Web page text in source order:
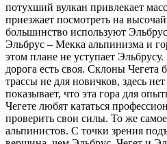
потухший вулкан привлекает
приезжает посмотреть на
большинство используют
Эльбрус – Мекка альпинизма и
этом плане не уступает
дорога есть своя. Склоны Чегета
трассы не для новичков, здесь
показывает, что эта гора для
Чегете любят кататься
проверить свои силы. То же
альпинистов. С точки зрения